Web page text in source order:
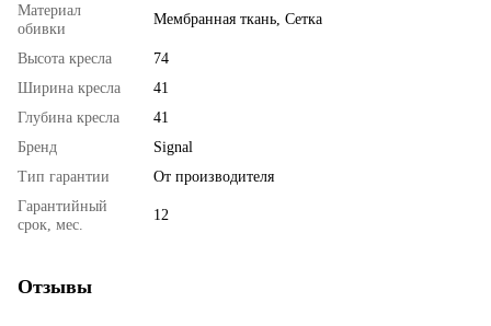
Материал
обивки
Мембранная ткань, Сетка
Высота кресла
74
Ширина кресла
41
Глубина кресла
41
Бренд
Signal
Тип гарантии
От производителя
Гарантийный
срок, мес.
12
Отзывы